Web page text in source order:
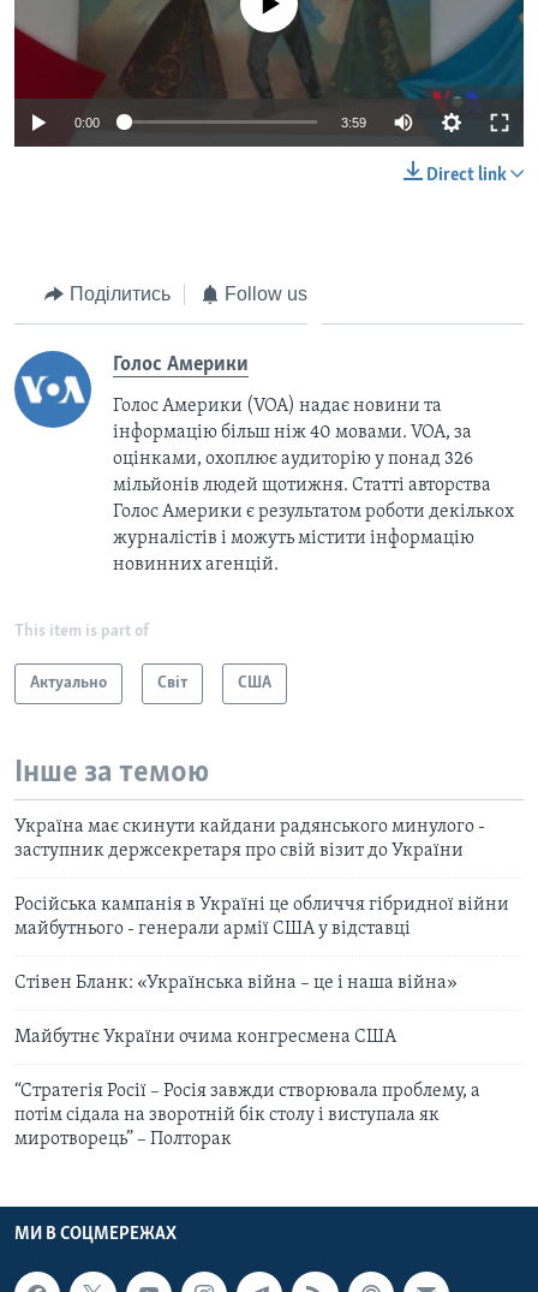
0:00 3:59
Direct link
Поділитись Follow us
Голос Америки
Голос Америки (VOA) надає новини та
інформацію більш ніж 40 мовами. VOA, за
оцінками, охоплює аудиторію у понад 326
мільйонів людей щотижня. Статті авторства
Голос Америки є результатом роботи декількох
журналістів і можуть містити інформацію
новинних агенцій.
This item is part of
Актуально Світ США
Інше за темою
Україна має скинути кайдани радянського минулого -
заступник держсекретаря про свій візит до України
Російська кампанія в Україні це обличчя гібридної війни
майбутнього - генерали армії США у відставці
Стівен Бланк: «Українська війна – це і наша війна»
Майбутнє України очима конгресмена США
“Стратегія Росії – Росія завжди створювала проблему, а
потім сідала на зворотній бік столу і виступала як
миротворець” – Полторак
МИ В СОЦМЕРЕЖАХ